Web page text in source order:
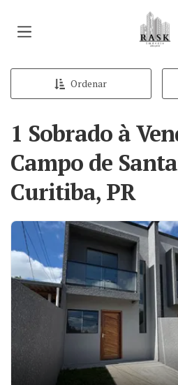
Ordenar
1 Sobrado à
Campo de
Curitiba, PR